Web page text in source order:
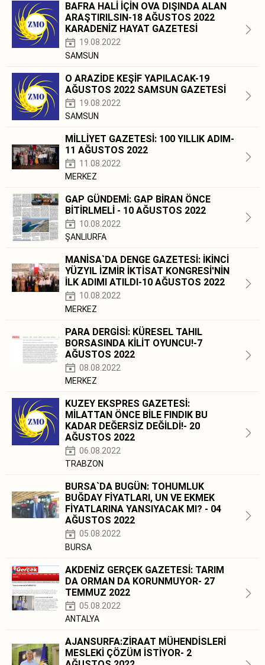
BAFRA HALİ İÇİN OVA DIŞINDA ALAN
ARAŞTIRILSIN-18 AĞUSTOS 2022
KARADENİZ HAYAT GAZETESİ
19.08.2022
SAMSUN
O ARAZİDE KEŞİF YAPILACAK-19
AĞUSTOS 2022 SAMSUN GAZETESİ
19.08.2022
SAMSUN
MİLLİYET GAZETESİ: 100 YILLIK ADIM-
11 AĞUSTOS 2022
11.08.2022
MERKEZ
GAP GÜNDEMİ: GAP BİRAN ÖNCE
BİTİRLMELİ - 10 AĞUSTOS 2022
10.08.2022
ŞANLIURFA
MANİSA`DA DENGE GAZETESİ: İKİNCİ
YÜZYIL İZMİR İKTİSAT KONGRESİ'NİN
İLK ADIMI ATILDI-10 AĞUSTOS 2022
10.08.2022
MERKEZ
PARA DERGİSİ: KÜRESEL TAHIL
BORSASINDA KİLİT OYUNCU!-7
AĞUSTOS 2022
08.08.2022
MERKEZ
KUZEY EKSPRES GAZETESİ:
MİLATTAN ÖNCE BİLE FINDIK BU
KADAR DEĞERSİZ DEĞİLDİ!- 20
AĞUSTOS 2022
06.08.2022
TRABZON
BURSA`DA BUGÜN: TOHUMLUK
BUĞDAY FİYATLARI, UN VE EKMEK
FİYATLARINA YANSIYACAK MI? - 04
AĞUSTOS 2022
05.08.2022
BURSA
AKDENİZ GERÇEK GAZETESİ: TARIM
DA ORMAN DA KORUNMUYOR- 27
TEMMUZ 2022
05.08.2022
ANTALYA
AJANSURFA:ZİRAAT MÜHENDİSLERİ
MESLEKİ ÇÖZÜM İSTİYOR- 2